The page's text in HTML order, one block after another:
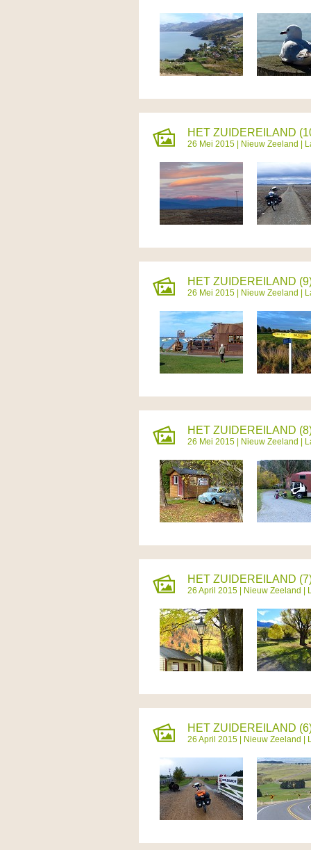
HET ZUIDEREILAND
26 Mei 2015 | Nieuw Zeeland |
HET ZUIDEREILAND
26 Mei 2015 | Nieuw Zeeland |
HET ZUIDEREILAND
26 Mei 2015 | Nieuw Zeeland |
HET ZUIDEREILAND
26 April 2015 | Nieuw Zeeland |
HET ZUIDEREILAND
26 April 2015 | Nieuw Zeeland |